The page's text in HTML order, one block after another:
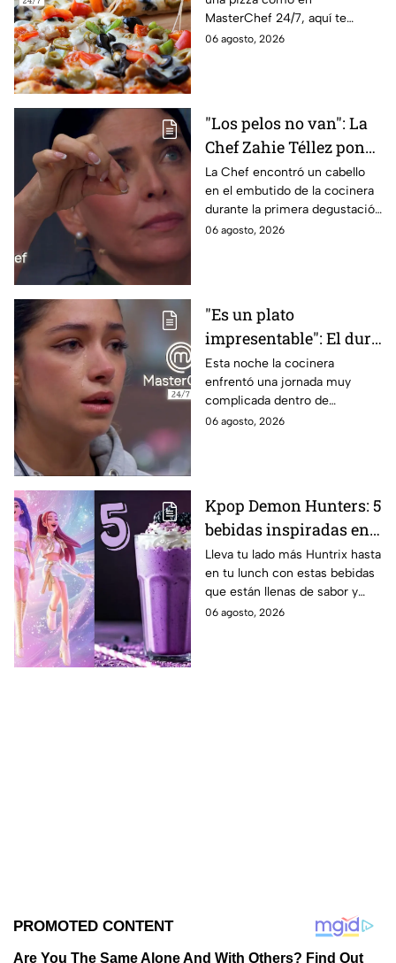
MasterChef 24/7, aquí te
contamos todo lo que debes
06 agosto, 2026
"Los pelos no van": La
Chef Zahie Téllez pone
en evidencia a Carmen
en la gala de mandiles
negros de MasterChef
24/7
La Chef encontró un cabello
en el embutido de la cocinera
durante la primera degustación
de la noche
06 agosto, 2026
"Es un plato
impresentable": El duro
regaño que hizo llorar a
Michelle dentro de
MasterChef 24/7
Esta noche la cocinera
enfrentó una jornada muy
complicada dentro de
MasterChef 24/7.
06 agosto, 2026
Kpop Demon Hunters: 5
bebidas inspiradas en
las guerreras Huntrix
para llevar a la escuela
este regreso a clases
2026; son saludables y
Lleva tu lado más Huntrix hasta
en tu lunch con estas bebidas
que están llenas de sabor y
frescura.
06 agosto, 2026